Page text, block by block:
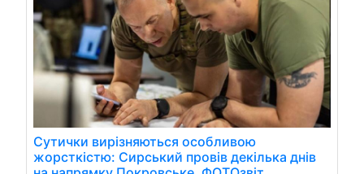
Сутички вирізняються особливою
жорсткістю: Сирський провів декілька днів